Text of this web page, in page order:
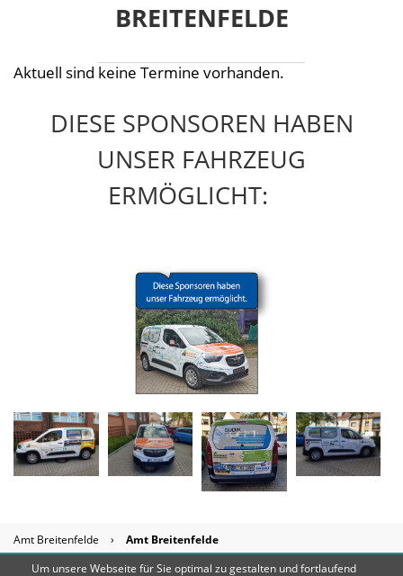
BREITENFELDE
Aktuell sind keine Termine vorhanden.
DIESE SPONSOREN HABEN
UNSER FAHRZEUG
ERMÖGLICHT:
Amt Breitenfelde › Amt Breitenfelde
Um unsere Webseite für Sie optimal zu gestalten und fortlaufend